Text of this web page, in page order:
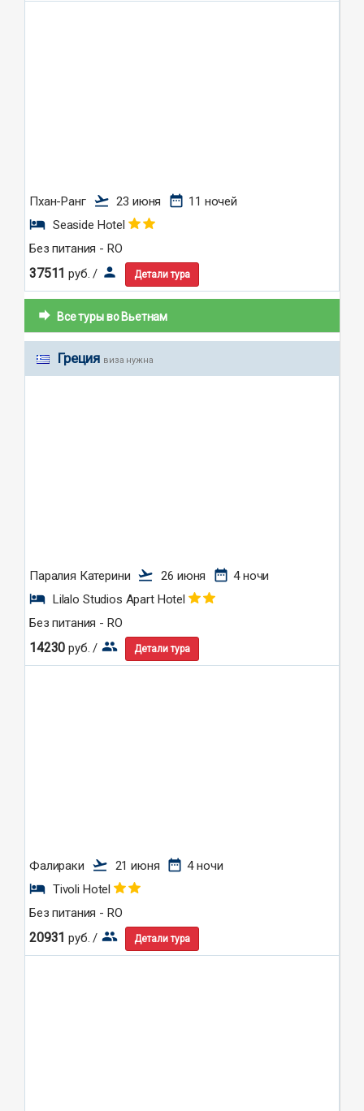
Пхан-Ранг flight_takeoff 23 июня date_range 11 ночей
hotel Seaside Hotel
Без питания - RO
37511 руб. / person Детали тура
forward Все туры во Вьетнам
Греция виза нужна
Паралия Катерини flight_takeoff 26 июня date_range 4 ночи
hotel Lilalo Studios Apart Hotel
Без питания - RO
14230 руб. / group Детали тура
Фалираки flight_takeoff 21 июня date_range 4 ночи
hotel Tivoli Hotel
Без питания - RO
20931 руб. / group Детали тура